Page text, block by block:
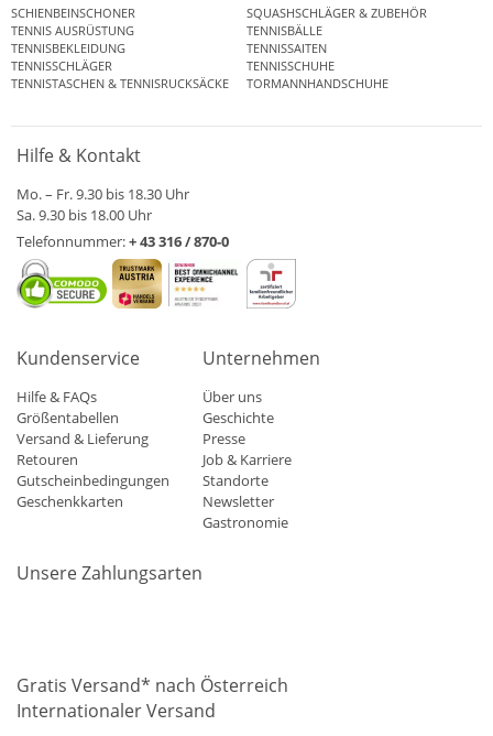
SCHIENBEINSCHONER
SQUASHSCHLÄGER & ZUBEHÖR
TENNIS AUSRÜSTUNG
TENNISBÄLLE
TENNISBEKLEIDUNG
TENNISSAITEN
TENNISSCHLÄGER
TENNISSCHUHE
TENNISTASCHEN & TENNISRUCKSÄCKE
TORMANNHANDSCHUHE
Hilfe & Kontakt
Mo. – Fr. 9.30 bis 18.30 Uhr
Sa. 9.30 bis 18.00 Uhr
Telefonnummer:+ 43 316 / 870-0
Kundenservice
Hilfe & FAQs
Größentabellen
Versand & Lieferung
Retouren
Gutscheinbedingungen
Geschenkkarten
Unternehmen
Über uns
Geschichte
Presse
Job & Karriere
Standorte
Newsletter
Gastronomie
Unsere Zahlungsarten
Gratis Versand* nach Österreich
Internationaler Versand